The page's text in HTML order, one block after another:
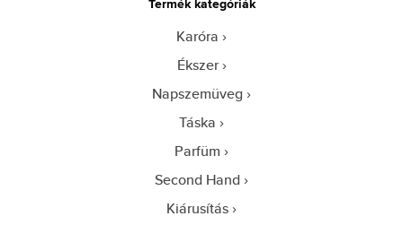
Karóra
Ékszer
Napszemüveg
Táska
Parfüm
Second Hand
Kiárusítás